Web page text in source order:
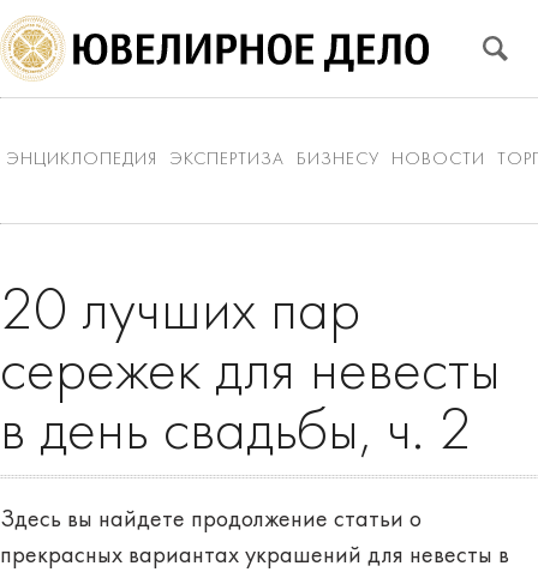
ЭНЦИКЛОПЕДИЯ ЭКСПЕРТИЗА БИЗНЕСУ НОВОСТИ
20 лучших пар
сережек для невесты
в день свадьбы, ч. 2
Здесь вы найдете продолжение статьи о
прекрасных вариантах украшений для невесты в